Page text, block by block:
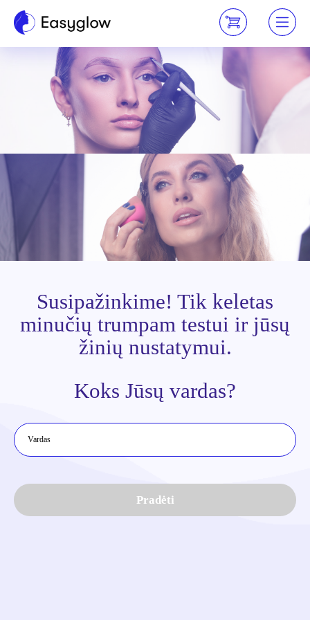
Susipažinkime! Tik keletas
minučių trumpam testui ir jūsų
žinių nustatymui.
Koks Jūsų vardas?
Pradėti